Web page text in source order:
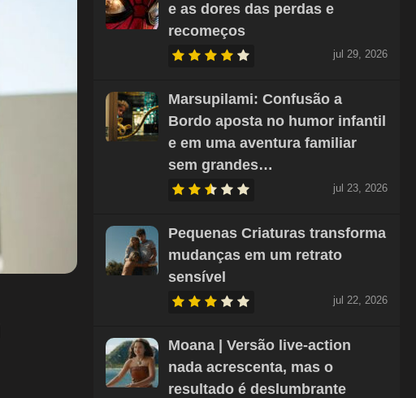
e as dores das perdas e
recomeços
jul 29, 2026
Marsupilami: Confusão a
Bordo aposta no humor infantil
e em uma aventura familiar
sem grandes…
jul 23, 2026
Pequenas Criaturas transforma
mudanças em um retrato
sensível
jul 22, 2026
Moana | Versão live-action
nada acrescenta, mas o
resultado é deslumbrante